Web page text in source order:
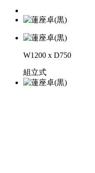
W1200 x D750
組立式